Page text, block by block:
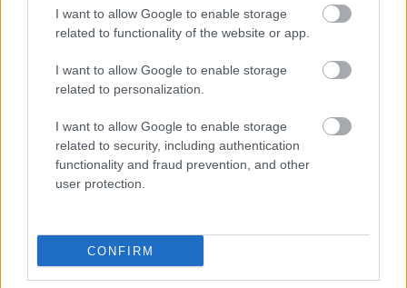
I want to allow Google to enable storage
related to functionality of the website or app.
I want to allow Google to enable storage
related to personalization.
I want to allow Google to enable storage
related to security, including authentication
functionality and fraud prevention, and other
user protection.
CONFIRM
kutatóhálózat privatizációja ellen. (Index)
Privatizálná kormányunk a Magyar Tudományos
jogokat a kormány által politikai alapon kinevezett
elnökhöz és vezér- igazgatóhoz telepítené. (Ők